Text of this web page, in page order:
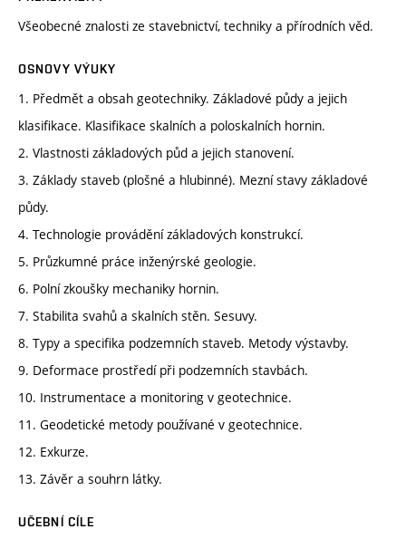
Všeobecné znalosti ze stavebnictví, techniky a přírodních věd.
OSNOVY VÝUKY
1. Předmět a obsah geotechniky. Základové půdy a jejich
klasifikace. Klasifikace skalních a poloskalních hornin.
2. Vlastnosti základových půd a jejich stanovení.
3. Základy staveb (plošné a hlubinné). Mezní stavy základové
půdy.
4. Technologie provádění základových konstrukcí.
5. Průzkumné práce inženýrské geologie.
6. Polní zkoušky mechaniky hornin.
7. Stabilita svahů a skalních stěn. Sesuvy.
8. Typy a specifika podzemních staveb. Metody výstavby.
9. Deformace prostředí při podzemních stavbách.
10. Instrumentace a monitoring v geotechnice.
11. Geodetické metody používané v geotechnice.
12. Exkurze.
13. Závěr a souhrn látky.
UČEBNÍ CÍLE